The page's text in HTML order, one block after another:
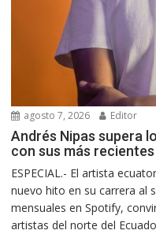
agosto 7, 2026 Editor
Andrés Nipas supera
con sus más
ESPECIAL.- El artista
nuevo hito en su carrera al
mensuales en Spotify,
artistas del norte del